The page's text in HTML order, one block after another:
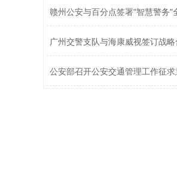
广州交警支队与海康威视签订战